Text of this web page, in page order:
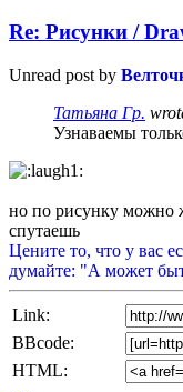
Re: Рисунки /
Unread post by
Татьяна Гр.
Узнаваемы
но по рисунку можно
спутаешь
Цените то, что у вас
думайте: "А может
Link:
BBcode:
HTML: